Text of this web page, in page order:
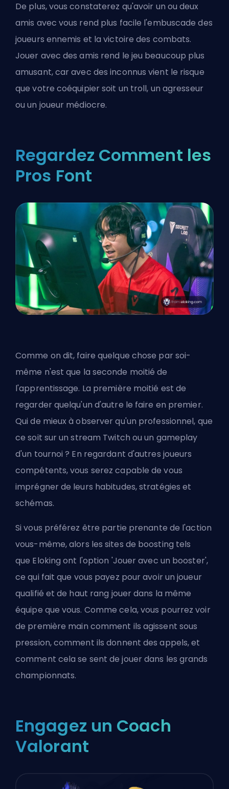
De plus, vous constaterez qu'avoir un ou deux
amis avec vous rend plus facile l'embuscade des
joueurs ennemis et la victoire des combats.
Jouer avec des amis rend le jeu beaucoup plus
amusant, car avec des inconnus vient le risque
que votre coéquipier soit un troll, un agresseur
ou un joueur médiocre.
Regardez Comment les
Pros Font
Comme on dit, faire quelque chose par soi-
même n'est que la seconde moitié de
l'apprentissage. La première moitié est de
regarder quelqu'un d'autre le faire en premier.
Qui de mieux à observer qu'un professionnel, que
ce soit sur un stream Twitch ou un gameplay
d'un tournoi ? En regardant d'autres joueurs
compétents, vous serez capable de vous
imprégner de leurs habitudes, stratégies et
schémas.
Si vous préférez être partie prenante de l'action
vous-même, alors les sites de boosting tels
que Eloking ont l'option 'Jouer avec un booster',
ce qui fait que vous payez pour avoir un joueur
qualifié et de haut rang jouer dans la même
équipe que vous. Comme cela, vous pourrez voir
de première main comment ils agissent sous
pression, comment ils donnent des appels, et
comment cela se sent de jouer dans les grands
championnats.
Engagez un Coach
Valorant